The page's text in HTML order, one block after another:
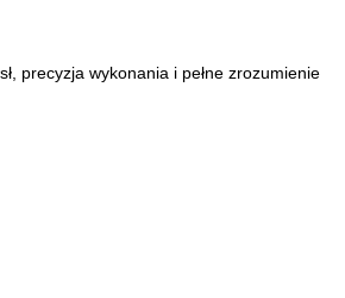
precyzja wykonania i pełne zrozumienie